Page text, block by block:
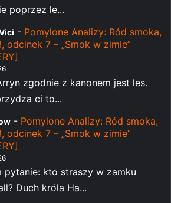
poprzez le...
- Pomylone Analizy: Ród smoka,
odcinek 7 – „Smok w zimie”
zgodnie z kanonem jest les.
ci to...
- Pomylone Analizy: Ród smoka,
odcinek 7 – „Smok w zimie”
pytanie: kto straszy w zamku
Duch króla Ha...